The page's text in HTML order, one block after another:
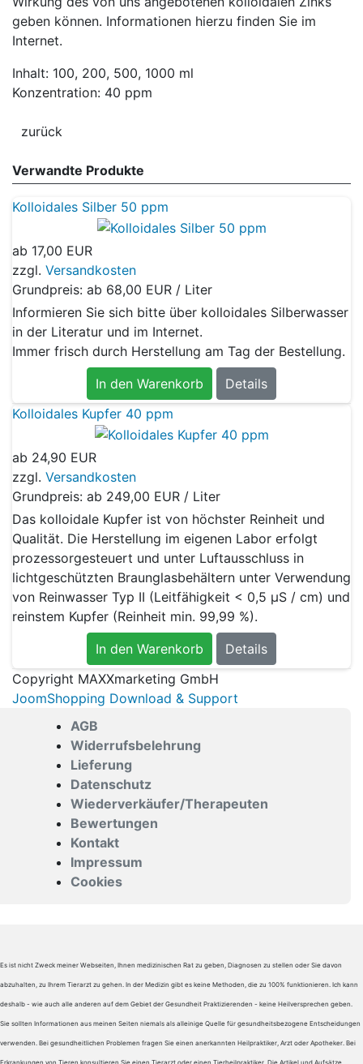
geben können. Informationen hierzu finden Sie im
Internet.
Inhalt: 100, 200, 500, 1000 ml
Konzentration: 40 ppm
Verwandte Produkte
Kolloidales Silber 50 ppm
ab 17,00 EUR
zzgl. Versandkosten
Grundpreis: ab 68,00 EUR / Liter
Informieren Sie sich bitte über kolloidales Silberwasser
in der Literatur und im Internet.
Immer frisch durch Herstellung am Tag der Bestellung.
In den Warenkorb
Details
Kolloidales Kupfer 40 ppm
ab 24,90 EUR
zzgl. Versandkosten
Grundpreis: ab 249,00 EUR / Liter
Das kolloidale Kupfer ist von höchster Reinheit und
Qualität. Die Herstellung im eigenen Labor erfolgt
prozessorgesteuert und unter Luftausschluss in
lichtgeschützten Braunglasbehältern unter Verwendung
von Reinwasser Typ II (Leitfähigkeit < 0,5 μS / cm) und
reinstem Kupfer (Reinheit min. 99,99 %).
In den Warenkorb
Details
Copyright MAXXmarketing GmbH
JoomShopping Download & Support
AGB
Widerrufsbelehrung
Lieferung
Datenschutz
Wiederverkäufer/Therapeuten
Bewertungen
Kontakt
Impressum
Cookies
Es ist nicht Zweck meiner Webseiten, Ihnen medizinischen Rat zu geben, Diagnosen zu stellen oder Sie davon
abzuhalten, zu Ihrem Tierarzt zu gehen. In der Medizin gibt es keine Methoden, die zu 100% funktionieren. Ich kann
deshalb - wie auch alle anderen auf dem Gebiet der Gesundheit Praktizierenden - keine Heilversprechen geben.
Sie sollten Informationen aus meinen Seiten niemals als alleinige Quelle für gesundheitsbezogene Entscheidungen
verwenden. Bei gesundheitlichen Problemen fragen Sie einen anerkannten Heilpraktiker, Arzt oder Apotheker. Bei
Erkrankungen von Tieren konsultieren Sie einen Tierarzt oder einen Tierheilpraktiker. Die Artikel und Aufsätze